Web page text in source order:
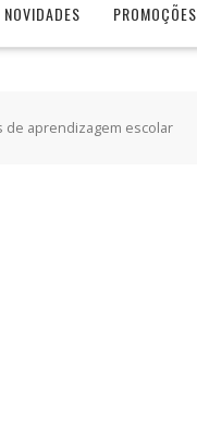
NOVIDADES PROMOÇÕES
aprendizagem escolar